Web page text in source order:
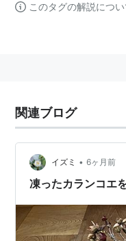
このタグの解説につい
関連ブログ
イズミ • 6ヶ月前
凍ったカランコエ